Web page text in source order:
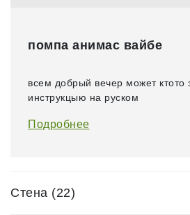
помпа анимас вайбе
всем добрый вечер может ктото
инструкцыю на руском
Подробнее
Стена (22)